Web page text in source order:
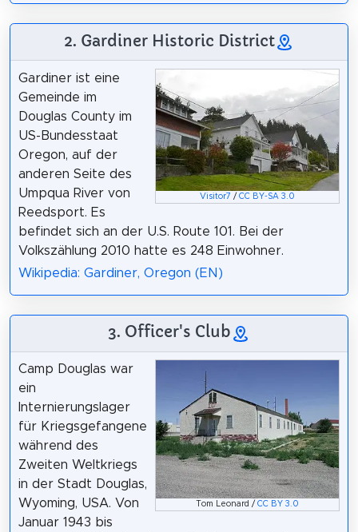
2. Gardiner Historic District
Visitor7 /CC BY-SA 3.0
Gardiner ist eine
Gemeinde im
Douglas County im
US-Bundesstaat
Oregon, auf der
anderen Seite des
Umpqua River von
Reedsport. Es
befindet sich an der U.S. Route 101. Bei der
Volkszählung 2010 hatte es 248 Einwohner.
Wikipedia: Gardiner, Oregon (EN)
3. Officer's Club
Tom Leonard /CC BY 3.0
Camp Douglas war
ein
Internierungslager
für Kriegsgefangene
während des
Zweiten Weltkriegs
in der Stadt Douglas,
Wyoming, USA. Von
Januar 1943 bis